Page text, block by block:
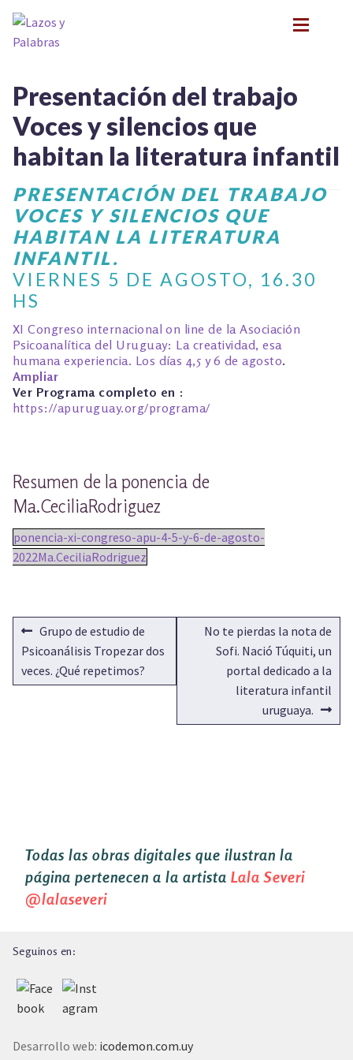
Ir
a
Ir
al
PRESENTACIONES
FORMACIÓN
NOVEDADES
EN LOS MEDIOS
LITERATURA INFANTIL Y JUVENIL
PSICOANÁLISIS Y LITERATURA INFANTIL
PODCASTS
PRESENTACIONES
FORMACIÓN
NOVEDADES
EN LOS MEDIOS
LITERATURA INFANTIL Y JUVENIL
PSICOANÁLISIS Y LITERATURA INFANTIL
INFANCIA Y VÍNCULOS
PODCASTS
TALLER EXPLORACIONES LITERARIAS
Presentación del trabajo
Voces y silencios que
habitan la literatura infantil
PRESENTACIÓN DEL TRABAJO
VOCES Y SILENCIOS QUE
HABITAN LA LITERATURA
INFANTIL.
VIERNES 5 DE AGOSTO, 16.30
HS
XI Congreso internacional on line de la Asociación
Psicoanalítica del Uruguay: La creatividad, esa
humana experiencia. Los días 4,5 y 6 de agosto.
Ampliar
Ver Programa completo en :
https://apuruguay.org/programa/
Resumen de la ponencia de
Ma.CeciliaRodriguez
ponencia-xi-congreso-apu-4-5-y-6-de-agosto-
2022Ma.CeciliaRodriguez
NAVEGACIÓN
DE
ENTRADAS
Anterior:
Grupo de estudio de
Psicoanálisis Tropezar dos
veces. ¿Qué repetimos?
Siguiente:
No te pierdas la nota de
Sofi. Nació Túquiti, un
portal dedicado a la
literatura infantil
uruguaya.
Todas las obras digitales que ilustran la
página pertenecen a la artista Lala Severi
@lalaseveri
Seguinos en:
Desarrollo web: icodemon.com.uy